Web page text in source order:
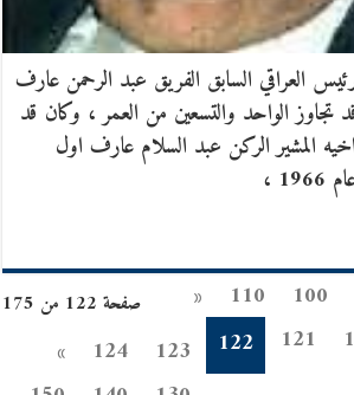
العراقي السابق الفريق عبد الرحمن عارف
في عام 1916 وقد تجاوز الواحد والتسعين من العمر ، وكان قد
المشير الركن عبد السلام عارف اول
،
صفحة 122 من 175 100
110
«
121
122
123
124
»